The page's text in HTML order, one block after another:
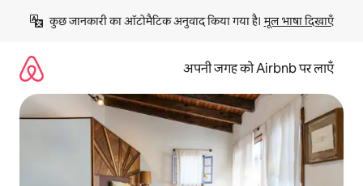
छोड़कर
कॉन्टेंट
कुछ जानकारी का ऑटोमैटिक अनुवाद किया गया है। मूल भाषा दिखाएँ
अपनी जगह को Airbnb पर लाएँ